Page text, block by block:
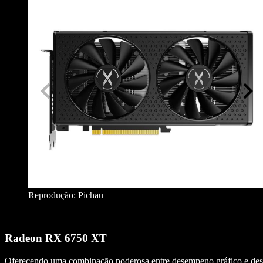
Reprodução: Pichau
Radeon RX 6750 XT
Oferecendo uma combinação poderosa entre desempeno gráfico e